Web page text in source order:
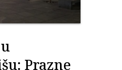
Prazne